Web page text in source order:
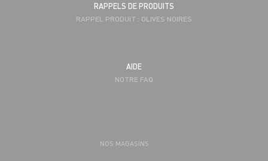
RAPPELS DE PRODUITS
RAPPEL PRODUIT : OLIVES NOIRES
AIDE
NOTRE FAQ
NOS MAGASINS